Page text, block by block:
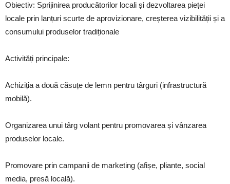
Obiectiv: Sprijinirea producătorilor locali și dezvoltarea pieței
locale prin lanțuri scurte de aprovizionare, creșterea vizibilității și a
consumului produselor tradiționale
Activități principale:
Achiziția a două căsuțe de lemn pentru târguri (infrastructură
mobilă).
Organizarea unui târg volant pentru promovarea și vânzarea
produselor locale.
Promovare prin campanii de marketing (afișe, pliante, social
media, presă locală).